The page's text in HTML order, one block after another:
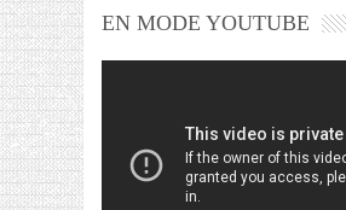
EN MODE YOUTUBE